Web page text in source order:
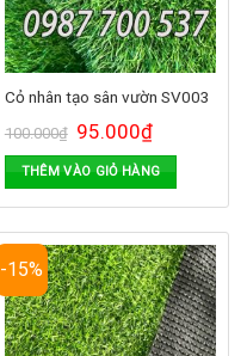
Cỏ nhân tạo sân vườn SV003
100.000₫ 95.000₫
THÊM VÀO GIỎ HÀNG
-15%